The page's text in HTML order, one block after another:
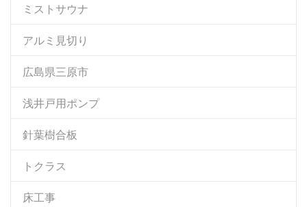
ミストサウナ
アルミ見切り
広島県三原市
浅井戸用ポンプ
針葉樹合板
トクラス
床工事